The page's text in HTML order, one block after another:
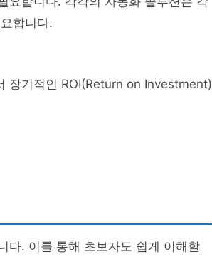
합니다.
장기적인 ROI(Return on Investment)
다. 이를 통해 초보자도 쉽게 이해할